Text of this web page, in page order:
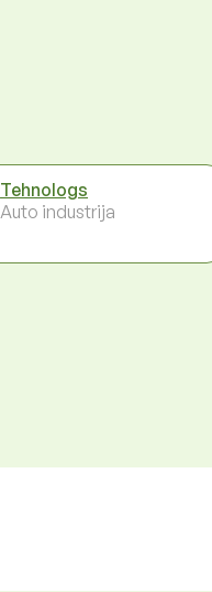
Tehnologs
Auto industrija